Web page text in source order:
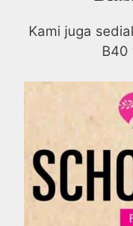
Kami juga
B40